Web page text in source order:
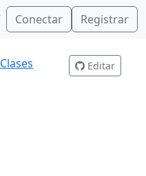
Conectar Registrar
Clases
Editar